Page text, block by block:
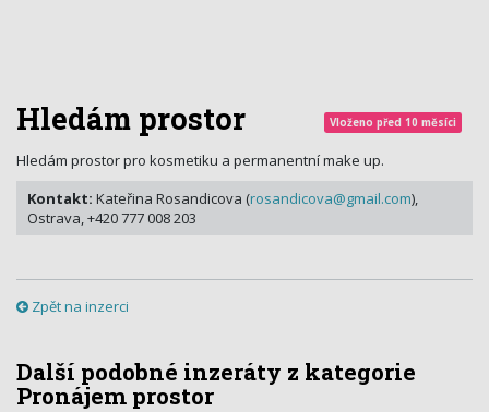
Hledám prostor Vloženo před 10 měsíci
Hledám prostor pro kosmetiku a permanentní make up.
Kontakt: Kateřina Rosandicova (rosandicova@gmail.com),
Ostrava, +420 777 008 203
Zpět na inzerci
Další podobné inzeráty z kategorie
Pronájem prostor